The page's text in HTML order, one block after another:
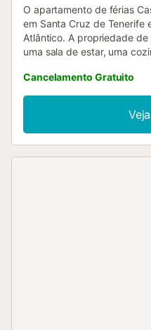
O apartamento de férias
em Santa Cruz de Tenerife
Atlântico. A propriedade
uma sala de estar, uma
uma mesa de ténis de
seu prazer. Um berço
alojamento não dispõe de:
toalhas. Este aluguer de
privada para o seu
Cancelamento Gratuito